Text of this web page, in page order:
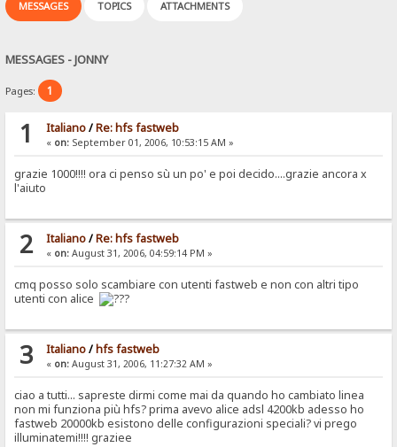
MESSAGES TOPICS ATTACHMENTS
MESSAGES - JONNY
Pages: 1
1 Italiano/Re: hfs fastweb
« on:September 01, 2006, 10:53:15 AM »
grazie 1000!!!! ora ci penso sù un po' e poi decido....grazie ancora x
l'aiuto
2 Italiano/Re: hfs fastweb
« on:August 31, 2006, 04:59:14 PM »
cmq posso solo scambiare con utenti fastweb e non con altri tipo
utenti con alice
3 Italiano/hfs fastweb
« on:August 31, 2006, 11:27:32 AM »
ciao a tutti... sapreste dirmi come mai da quando ho cambiato linea
non mi funziona più hfs? prima avevo alice adsl 4200kb adesso ho
fastweb 20000kb esistono delle configurazioni speciali? vi prego
illuminatemi!!!! graziee